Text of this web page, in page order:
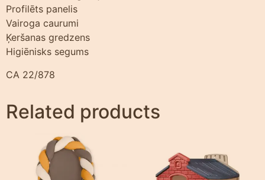
Profilēts panelis
Vairoga caurumi
Ķeršanas gredzens
Higiēnisks segums
CA 22/878
Related products